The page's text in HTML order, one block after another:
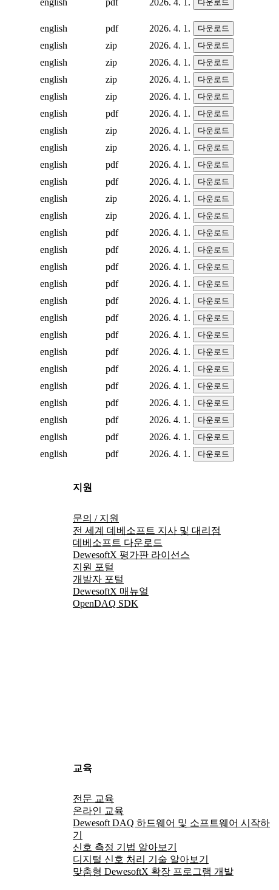
다운로드
english pdf 2026. 4. 1. 다운로드
english zip 2026. 4. 1. 다운로드
english zip 2026. 4. 1. 다운로드
english zip 2026. 4. 1. 다운로드
english zip 2026. 4. 1. 다운로드
english pdf 2026. 4. 1. 다운로드
english zip 2026. 4. 1. 다운로드
english zip 2026. 4. 1. 다운로드
english pdf 2026. 4. 1. 다운로드
english pdf 2026. 4. 1. 다운로드
english zip 2026. 4. 1. 다운로드
english zip 2026. 4. 1. 다운로드
english pdf 2026. 4. 1. 다운로드
english pdf 2026. 4. 1. 다운로드
english pdf 2026. 4. 1. 다운로드
english pdf 2026. 4. 1. 다운로드
english pdf 2026. 4. 1. 다운로드
english pdf 2026. 4. 1. 다운로드
english pdf 2026. 4. 1. 다운로드
english pdf 2026. 4. 1. 다운로드
english pdf 2026. 4. 1. 다운로드
english pdf 2026. 4. 1. 다운로드
english pdf 2026. 4. 1. 다운로드
english pdf 2026. 4. 1. 다운로드
english pdf 2026. 4. 1. 다운로드
english pdf 2026. 4. 1. 다운로드
지원
문의 / 지원
전 세계 데베소프트 지사 및 대리점
데베소프트 다운로드
DewesoftX 평가판 라이선스
지원 포털
개발자 포털
DewesoftX 매뉴얼
OpenDAQ SDK
교육
전문 교육
온라인 교육
Dewesoft DAQ 하드웨어 및 소프트웨어 시작하
기
신호 측정 기법 알아보기
디지털 신호 처리 기술 알아보기
맞춤형 DewesoftX 확장 프로그램 개발